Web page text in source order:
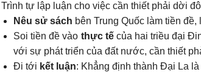
Trình tự lập luận cho việc cần thiết phải dời
Nêu sử sách bên Trung Quốc làm tiền
Soi tiền đề vào thực tếcủa hai triều đại
với sự phát triển của đất nước, cần thiết
Đi tới kết luận: Khẳng định thành Đại La